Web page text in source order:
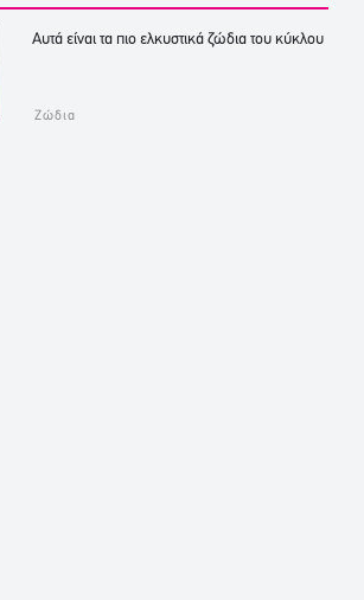
Αυτά είναι τα πιο ελκυστικά ζώδια του κύκλου
Ζώδια